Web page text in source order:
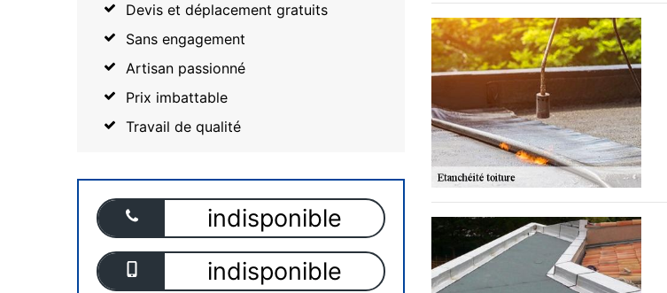
Devis et déplacement gratuits
Sans engagement
Artisan passionné
Prix imbattable
Travail de qualité
indisponible
indisponible